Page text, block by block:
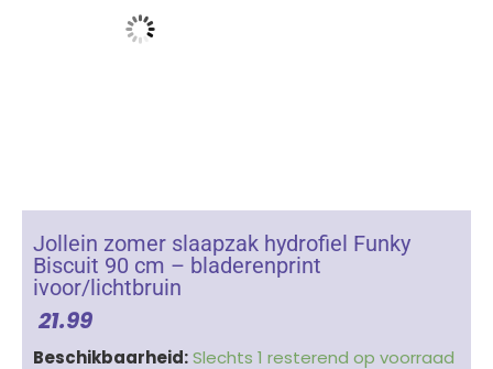
Jollein zomer slaapzak hydrofiel Funky
Biscuit 90 cm – bladerenprint
ivoor/lichtbruin
21.99
Beschikbaarheid:Slechts 1 resterend op voorraad
Jollein